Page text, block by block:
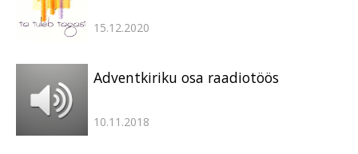
15.12.2020
Adventkiriku osa raadiotöös
10.11.2018